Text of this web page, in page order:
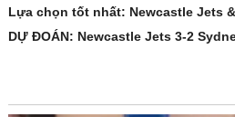
Lựa chọn tốt nhất: Newcastle Jets
DỰ ĐOÁN: Newcastle Jets 3-2